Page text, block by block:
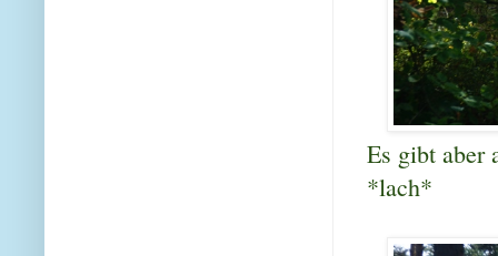
Es gibt aber
*lach*